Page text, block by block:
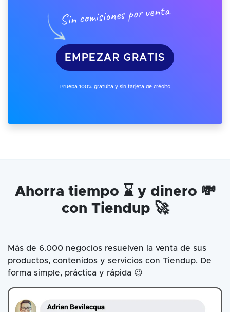
Sin comisiones por venta
EMPEZAR GRATIS
Prueba 100% gratuita y sin tarjeta de crédito
Ahorra tiempo ⌛ y dinero 💸
con Tiendup 🚀
Más de 6.000 negocios resuelven la venta de sus
productos, contenidos y servicios con Tiendup. De
forma simple, práctica y rápida 😉